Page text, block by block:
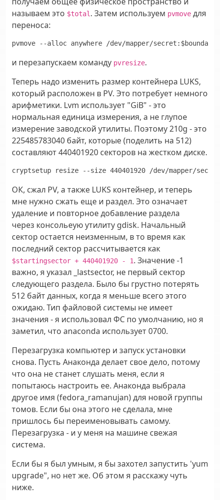
называем это $total . Затем используем pvmove для
переноса:
и перезапускаем команду pvresize.
Теперь надо изменить размер контейнера LUKS,
который расположен в PV. Это потребует немного
арифметики. Lvm использует "GiB" - это
нормальная единица измерения, а не глупое
измерение заводской утилиты. Поэтому 210g - это
225485783040 байт, которые (поделить на 512)
составляют 440401920 секторов на жестком диске.
cryptsetup resize --size 440401920 /dev/mapper/secret
ОК, сжал PV, а также LUKS контейнер, и теперь
мне нужно сжать еще и раздел. Это означает
удаление и повторное добавление раздела
через консольеую утилиту gdisk. Начальный
сектор остается неизменным, в то время как
последний сектор рассчитывается как
$startingsector + 440401920 - 1. Значение -1
важно, я указал _lastsector, не первый сектор
следующего раздела. Было бы грустно потерять
512 байт данных, когда я меньше всего этого
ожидаю. Тип файловой системы не имеет
значения - я использовал ФС по умолчанию, но я
заметил, что anaconda использует 0700.
Перезагрузка компьютер и запуск установки
снова. Пусть Анаконда делает свое дело, потому
что она не станет слушать меня, если я
попытаюсь настроить ее. Анаконда выбрала
другое имя (fedora_ramanujan) для новой группы
томов. Если бы она этого не сделала, мне
пришлось бы переименовывать самому.
Перезагрузка - и у меня на машине свежая
система.
Если бы я был умным, я бы захотел запустить 'yum
upgrade", но нет же. Об этом я расскажу чуть
ниже.